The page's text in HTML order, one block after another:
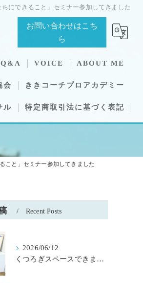
ちにできること」セミナー参加してきました
お問い合わせはこち
ら
Q&A VOICE ABOUT ME
会 ききコーチプロアカデミー
ル 特定商取引法に基づく表記
こと」セミナー参加してきました
Recent Posts
2026/06/12
くつろぎスペースできました